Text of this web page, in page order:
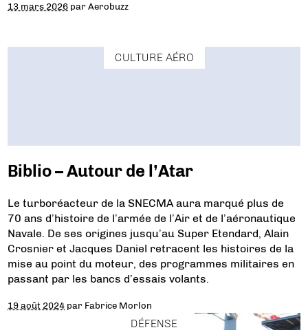
13 mars 2026 parAerobuzz
CULTURE AÉRO
Biblio – Autour de l’Atar
Le turboréacteur de la SNECMA aura marqué plus de
70 ans d’histoire de l’armée de l’Air et de l’aéronautique
Navale. De ses origines jusqu’au Super Etendard, Alain
Crosnier et Jacques Daniel retracent les histoires de la
mise au point du moteur, des programmes militaires en
passant par les bancs d’essais volants.
19 août 2024 par Fabrice Morlon
DÉFENSE